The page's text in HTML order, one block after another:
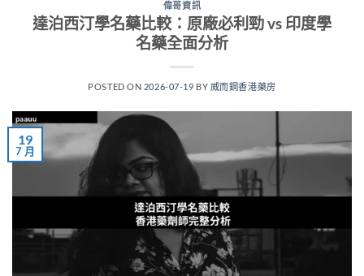
偉哥資訊
達泊西汀學名藥比較：原廠必利勁 vs 印度學
名藥全面分析
POSTED ON 2026-07-19 BY 威而鋼香港藥房
19
7 月